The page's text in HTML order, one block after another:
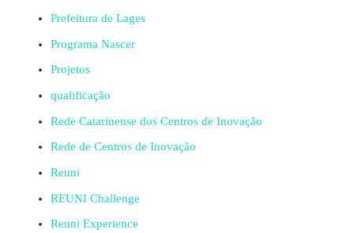
Prefeitura de Lages
Programa Nascer
Projetos
qualificação
Rede Catarinense dos Centros de Inovação
Rede de Centros de Inovação
Reuni
REUNI Challenge
Reuni Experience